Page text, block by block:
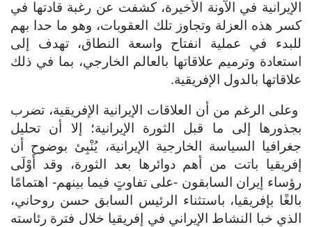
الإيرانية في الآونة الأخيرة، كشفت عن رغبة قادتها في
كسر هذه العزلة وتجاوز تلك العقوبات، وهو ما حدا بهم
للبدء في عملية انفتاح واسعة النطاق، تهدف إلى
استعادة وترميم علاقاتها بالعالم الخارجي، بما في ذلك
علاقاتها بالدول الإفريقية.
وعلى الرغم من أن العلاقات الإيرانية الإفريقية، تضرب
بجذورها إلى ما قبل الثورة الإيرانية؛ إلا أن تحليل
جغرافيا السياسة الخارجية الإيرانية، يُنْبِئ بوضوح أن
إفريقيا باتت من أهم دوائرها بعد الثورة، وقد أَوْلَى
رؤساء إيران السابقون -على تفاوتٍ فيما بينهم- اهتمامًا
بالغًا بإفريقيا، باستثناء الرئيس السابق حسن روحاني،
الذي خبا النشاط الإيراني في إفريقيا خلال فترة رئاسته